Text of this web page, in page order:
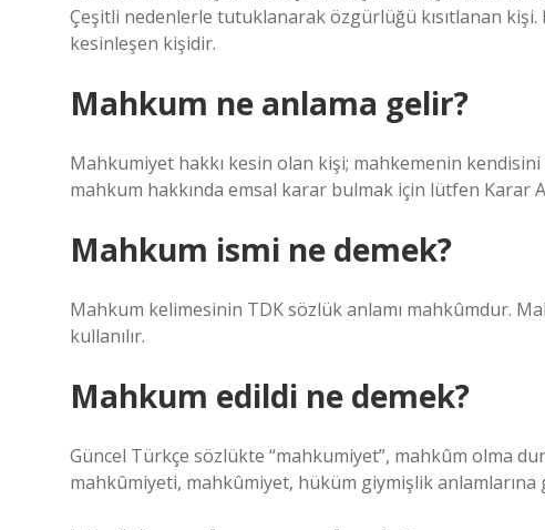
Çeşitli nedenlerle tutuklanarak özgürlüğü kısıtlanan
kesinleşen kişidir.
Mahkum ne anlama gelir?
Mahkumiyet hakkı kesin olan kişi; mahkemenin
mahkum hakkında emsal karar bulmak için lütfen Karar
Mahkum ismi ne demek?
Mahkum kelimesinin TDK sözlük anlamı mahkûmdur.
kullanılır.
Mahkum edildi ne demek?
Güncel Türkçe sözlükte “mahkumiyet”, mahkûm olma
mahkûmiyeti, mahkûmiyet, hüküm giymişlik anlamlarına